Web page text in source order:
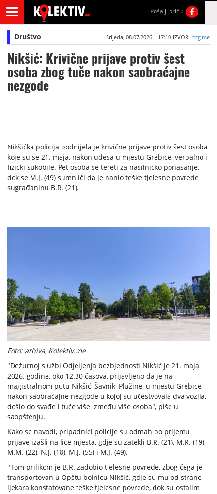
Pošalji priču
Društvo Srijeda, 08.07.2026 | 17:10 IZVOR: rtcg.me
Nikšić: Krivične prijave protiv šest
osoba zbog tuče nakon saobraćajne
nezgode
Nikšićka policija podnijela je krivične prijave protiv šest osoba
koje su se 21. maja, nakon udesa u mjestu Grebice, verbalno i
fizički sukobile. Pet osoba se tereti za nasilničko ponašanje,
dok se M.J. (49) sumnjiči da je nanio teške tjelesne povrede
sugrađaninu B.R. (21).
Foto: arhiva, Kolektiv.me
"Dežurnoj službi Odjeljenja bezbjednosti Nikšić je 21. maja
2026. godine, oko 12.30 časova, prijavljeno da je na
magistralnom putu Nikšić–Šavnik–Plužine, u mjestu Grebice,
nakon saobraćajne nezgode u kojoj su učestvovala dva vozila,
došlo do svađe i tuče više između više osoba", piše u
saopštenju.
Kako se navodi, pripadnici policije su odmah po prijemu
prijave izašli na lice mjesta, gdje su zatekli B.R. (21), M.R. (19),
M.M. (22), N.J. (18), M.J. (55) i M.J. (49).
"Tom prilikom je B.R. zadobio tjelesne povrede, zbog čega je
transportovan u Opštu bolnicu Nikšić, gdje su mu od strane
ljekara konstatovane teške tjelesne povrede, dok su ostalim